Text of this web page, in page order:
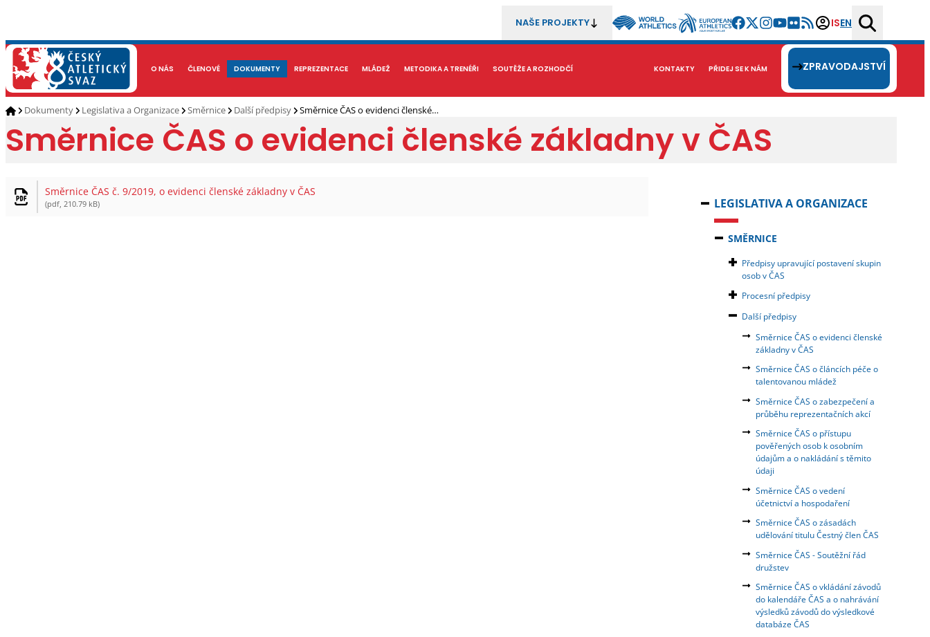
NAŠE PROJEKTY ISEN
NOVINKY KALENDÁŘ AKCÍ ATLETI MÉDIA
O NÁS ČLENOVÉ DOKUMENTY REPREZENTACE MLÁDEŽ METODIKA A TRENÉŘI SOUTĚŽE A ROZHODČÍ KONTAKTY PŘIDEJ SE K NÁM ZPRAVODAJSTVÍ
Dokumenty Legislativa a Organizace Směrnice Další předpisy Směrnice ČAS o evidenci členské…
Směrnice ČAS o evidenci členské základny v ČAS
LEGISLATIVA A ORGANIZACE
SMĚRNICE
Předpisy upravující postavení skupin
osob v ČAS
Procesní předpisy
Další předpisy
Směrnice ČAS o evidenci členské
základny v ČAS
Směrnice ČAS o článcích péče o
talentovanou mládež
Směrnice ČAS o zabezpečení a
průběhu reprezentačních akcí
Směrnice ČAS o přístupu
pověřených osob k osobním
údajům a o nakládání s těmito
údaji
Směrnice ČAS o vedení
účetnictví a hospodaření
Směrnice ČAS o zásadách
udělování titulu Čestný člen ČAS
Směrnice ČAS - Soutěžní řád
družstev
Směrnice ČAS o vkládání závodů
do kalendáře ČAS a o nahrávání
výsledků závodů do výsledkové
databáze ČAS
Směrnice ČAS č. 9/2019, o evidenci členské základny v ČAS
(pdf, 210.79 kB)